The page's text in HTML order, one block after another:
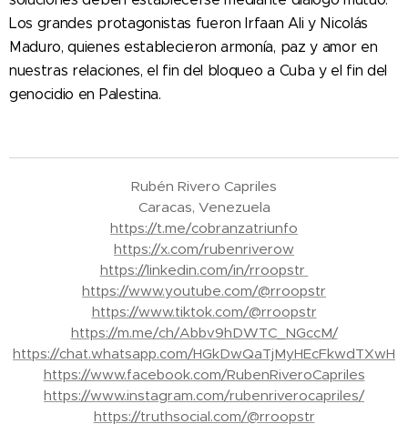
Los grandes protagonistas fueron Irfaan Ali y Nicolás
Maduro, quienes establecieron armonía, paz y amor en
nuestras relaciones, el fin del bloqueo a Cuba y el fin del
genocidio en Palestina.
Rubén Rivero Capriles
Caracas, Venezuela
https://t.me/cobranzatriunfo
https://x.com/rubenriverow
https://linkedin.com/in/rroopstr
https://www.youtube.com/@rroopstr
https://www.tiktok.com/@rroopstr
https://m.me/ch/Abbv9hDWTC_NGccM/
https://chat.whatsapp.com/HGkDwQaTjMyHEcFkwdTXwH
https://www.facebook.com/RubenRiveroCapriles
https://www.instagram.com/rubenriverocapriles/
https://truthsocial.com/@rroopstr